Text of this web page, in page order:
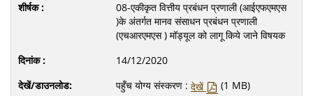
08-एकीकृत वित्तीय प्रबंधन प्रणाली (आईएफएमएस
)के अंतर्गत मानव संसाधन प्रबंधन प्रणाली
(एचआरएमएस ) मॉड्यूल को लागू किये जाने विषयक
14/12/2020
पहुँच योग्य संस्करण : देखें
(1 MB)